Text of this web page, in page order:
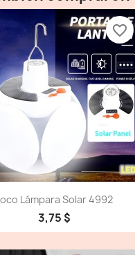
Lámpara Solar 4992
3,75 $
favorite_border